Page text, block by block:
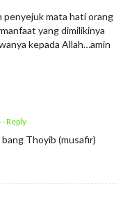
penyejuk mata hati orang
yang dimilikinya
kepada Allah…amin
- Reply
Thoyib (musafir)